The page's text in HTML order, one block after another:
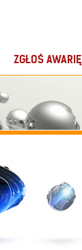
ZGŁOŚ AWARIĘ